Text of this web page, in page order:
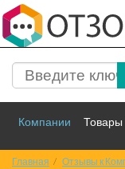
Компании Товары
Спорт Фильмы
Главная Отзывы к